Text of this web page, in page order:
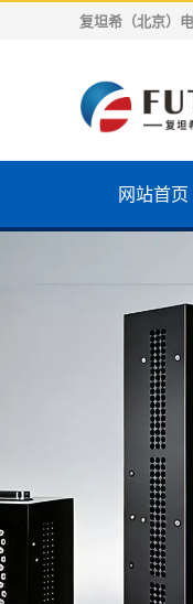
复坦希（北京）
网站首页